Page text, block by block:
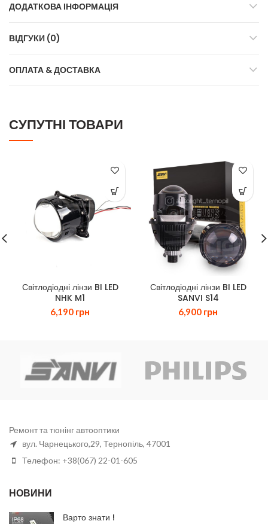
ДОДАТКОВА ІНФОРМАЦІЯ
ВІДГУКИ (0)
ОПЛАТА & ДОСТАВКА
СУПУТНІ ТОВАРИ
Світлодіодні лінзи BI LED
NHK M1
6,190 грн
Світлодіодні лінзи BI LED
SANVI S14
6,900 грн
Ремонт та тюнінг автооптики
вул. Чарнецького,29, Тернопіль, 47001
Телефон: +38(067) 22-01-605
НОВИНИ
Варто знати !